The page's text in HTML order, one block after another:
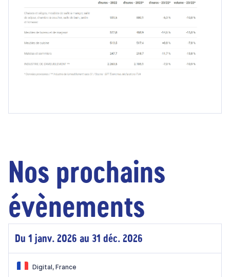
Nos prochains
évènements
Du 1 janv. 2026 au 31 déc. 2026
Digital, France